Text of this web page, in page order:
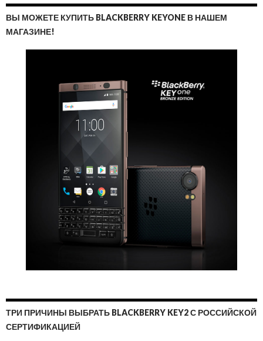
ВЫ МОЖЕТЕ КУПИТЬ BLACKBERRY KEYONE В НАШЕМ
МАГАЗИНЕ!
ТРИ ПРИЧИНЫ ВЫБРАТЬ BLACKBERRY KEY2 С РОССИЙСКОЙ
СЕРТИФИКАЦИЕЙ